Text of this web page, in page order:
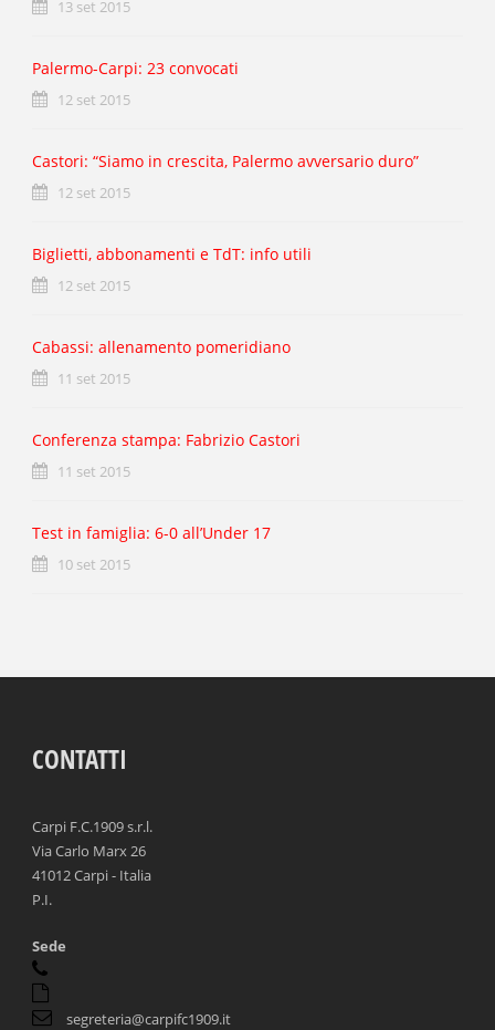
13 set 2015
Palermo-Carpi: 23 convocati
12 set 2015
Castori: “Siamo in crescita, Palermo avversario duro”
12 set 2015
Biglietti, abbonamenti e TdT: info utili
12 set 2015
Cabassi: allenamento pomeridiano
11 set 2015
Conferenza stampa: Fabrizio Castori
11 set 2015
Test in famiglia: 6-0 all’Under 17
10 set 2015
CONTATTI
Carpi F.C.1909 s.r.l.
Via Carlo Marx 26
41012 Carpi - Italia
P.I.
Sede
segreteria@carpifc1909.it